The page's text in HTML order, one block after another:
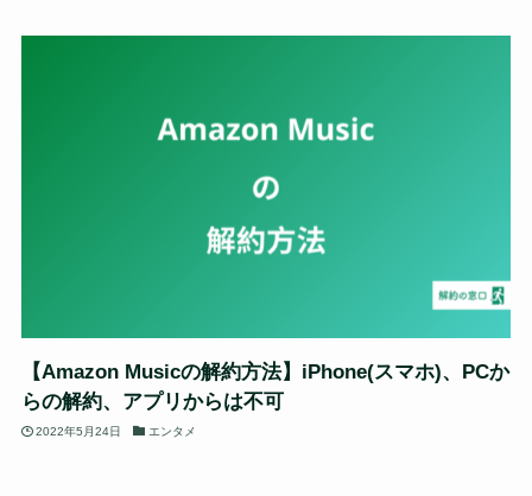
【Amazon Musicの解約方法】iPhone(スマホ)、PCか
らの解約、アプリからは不可
2022年5月24日 エンタメ